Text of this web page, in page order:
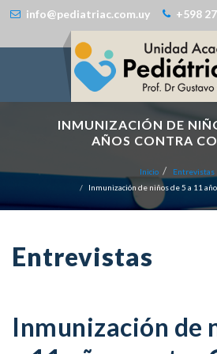
info@pediatriac.com.uy +598
INMUNIZACIÓN DE
AÑOS CONTRA
Inicio
Entrevistas
Inmunización de niños de 5 a 11
Entrevistas
Inmunización de